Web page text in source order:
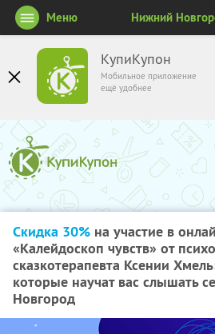
КупиКупон
Мобильное приложение
ещё удобнее
Меню Нижний
Скидка 30% на участие в
«Калейдоскоп чувств» от
сказкотерапевта Ксении
которые научат вас слышать
Новгород